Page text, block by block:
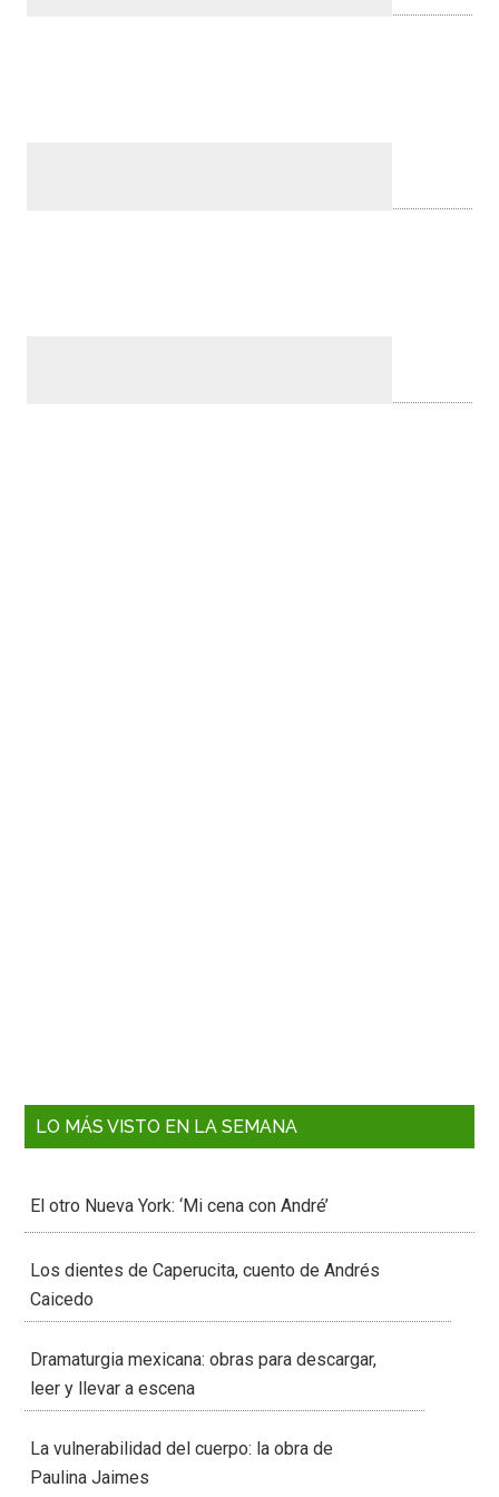
LO MÁS VISTO EN LA SEMANA
El otro Nueva York: ‘Mi cena con André’
Los dientes de Caperucita, cuento de Andrés
Caicedo
Dramaturgia mexicana: obras para descargar,
leer y llevar a escena
La vulnerabilidad del cuerpo: la obra de
Paulina Jaimes